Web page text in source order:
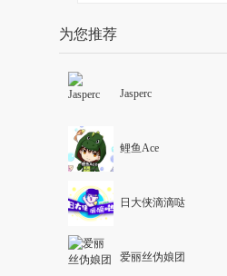
为您推荐
Jasperc
鲤鱼Ace
日大侠滴滴哒
爱丽丝伪娘团